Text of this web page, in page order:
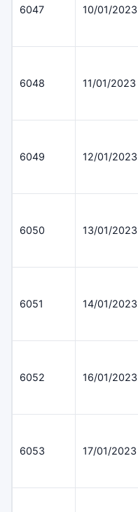
6047 10/01/2023
6048 11/01/2023
6049 12/01/2023
6050 13/01/2023
6051 14/01/2023
6052 16/01/2023
6053 17/01/2023